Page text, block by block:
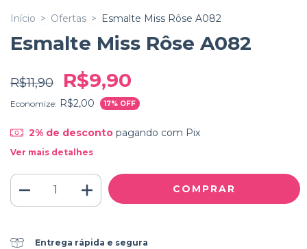
Início > Ofertas > Esmalte Miss Rôse A082
Esmalte Miss Rôse A082
R$11,90 R$9,90
Economize: R$2,00 17% OFF
2% de descontopagando com Pix
Ver mais detalhes
Entrega rápida e segura